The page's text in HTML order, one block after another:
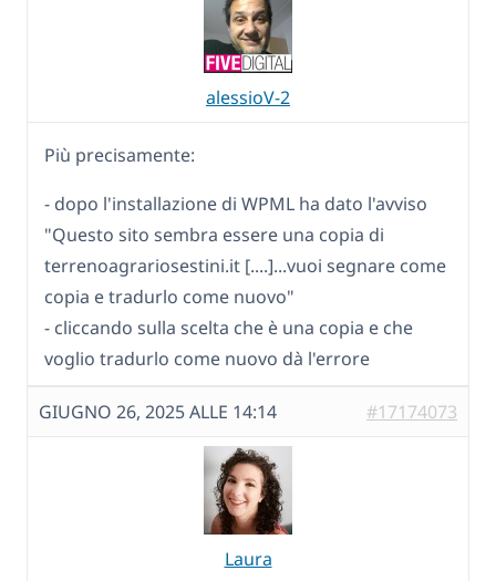
alessioV-2
Più precisamente:
- dopo l'installazione di WPML ha dato l'avviso
"Questo sito sembra essere una copia di
terrenoagrariosestini.it [....]...vuoi segnare come
copia e tradurlo come nuovo"
- cliccando sulla scelta che è una copia e che
voglio tradurlo come nuovo dà l'errore
GIUGNO 26, 2025 ALLE 14:14 #17174073
Laura